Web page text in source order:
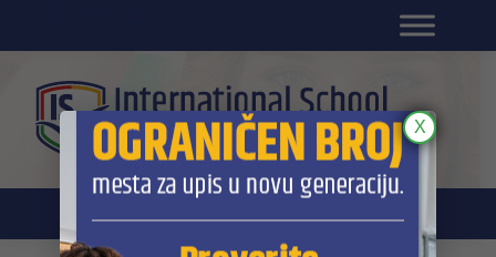
Portal za roditelje
DL platforma
X